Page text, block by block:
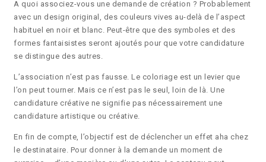
A quoi associez-vous une demande de création ? Probablement
avec un design original, des couleurs vives au-delà de l’aspect
habituel en noir et blanc. Peut-être que des symboles et des
formes fantaisistes seront ajoutés pour que votre candidature
se distingue des autres.
L’association n’est pas fausse. Le coloriage est un levier que
l’on peut tourner. Mais ce n’est pas le seul, loin de là. Une
candidature créative ne signifie pas nécessairement une
candidature artistique ou créative.
En fin de compte, l’objectif est de déclencher un effet aha chez
le destinataire. Pour donner à la demande un moment de